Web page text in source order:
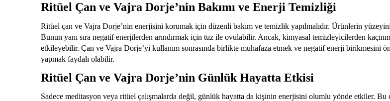
Ritüel Çan ve Vajra Dorje’nin Bakımı ve Enerji Temizliği
Ritüel çan ve Vajra Dorje’nin enerjisini korumak için düzenli bakım ve temizlik yapılmalıdır. Ürünlerin
Bunun yanı sıra negatif enerjilerden arındırmak için tuz ile ovulabilir. Ancak, kimyasal temizleyicilerden
etkileyebilir. Çan ve Vajra Dorje’yi kullanım sonrasında birlikte muhafaza etmek ve negatif enerji birikmesini
yapmak faydalı olabilir.
Ritüel Çan ve Vajra Dorje’nin Günlük Hayatta Etkisi
Sadece meditasyon veya ritüel çalışmalarda değil, günlük hayatta da kişinin enerjisini olumlu yönde etkiler. Bu